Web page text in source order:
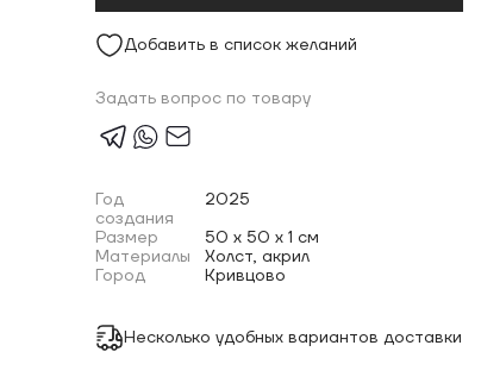
Добавить в список желаний
Задать вопрос по товару
Год
создания
2025
Размер
50 x 50 x 1 см
Материалы
Холст, акрил
Город
Кривцово
Несколько удобных вариантов доставки